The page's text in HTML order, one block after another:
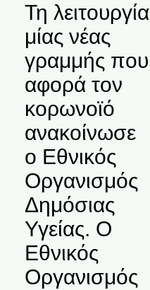
Τη λειτουργία
μίας νέας
γραμμής που
αφορά τον
κορωνοϊό
ανακοίνωσε
ο Εθνικός
Οργανισμός
Δημόσιας
Υγείας. Ο
Εθνικός
Οργανισμός